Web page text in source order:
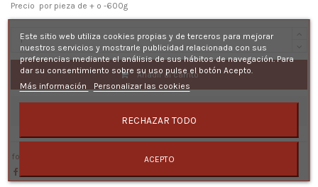
Precio por pieza de + o -600g
Añadir al carrito
foie gras
Este sitio web utiliza cookies propias y de terceros para mejorar
nuestros servicios y mostrarle publicidad relacionada con sus
preferencias mediante el análisis de sus hábitos de navegación. Para
dar su consentimiento sobre su uso pulse el botón Acepto.
Más información
Personalizar las cookies
RECHAZAR TODO
ACEPTO